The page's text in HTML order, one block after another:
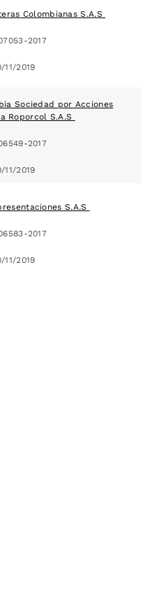
Colombianas S.A.S
2017
11/2019
Sociedad por Acciones
Roporcol S.A.S
2017
11/2019
S.A.S
2017
11/2019